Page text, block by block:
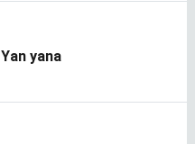
Yan yana